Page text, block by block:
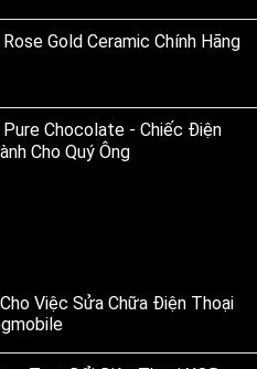
Gold Ceramic Chính Hãng
Chocolate - Chiếc Điện
Cho Quý Ông
Việc Sửa Chữa Điện Thoại